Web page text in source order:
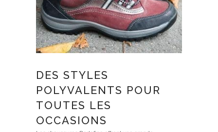
DES STYLES
POLYVALENTS POUR
TOUTES LES
OCCASIONS